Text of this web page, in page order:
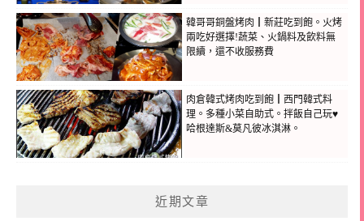
韓哥哥銅盤烤肉┃新莊吃到飽。火烤
兩吃好選擇!蔬菜、火鍋料及飲料無
限續，還不收服務費
肉倉韓式烤肉吃到飽┃西門韓式料
理。多種小菜自助式。拌飯自己玩♥
哈根達斯&莫凡彼冰淇淋。
近期文章